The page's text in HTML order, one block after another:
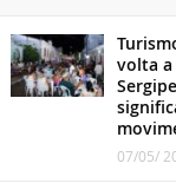
volta
07/05/